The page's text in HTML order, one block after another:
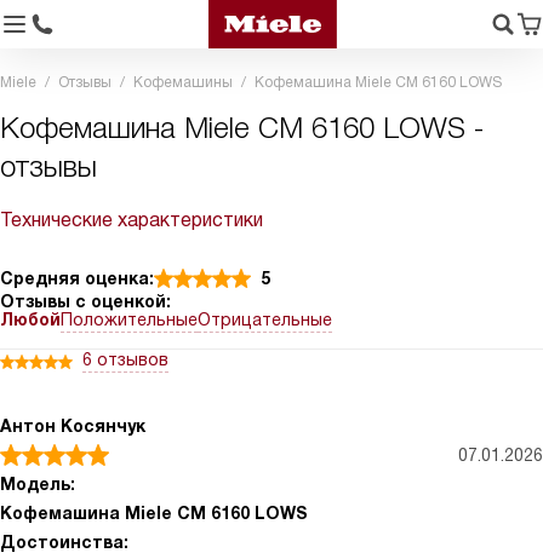
Miele Отзывы Кофемашины Кофемашина Miele CM 6160 LOWS
Кофемашина Miele CM 6160 LOWS -
отзывы
Технические характеристики
Средняя оценка:
5
Отзывы с оценкой:
ЛюбойПоложительныеОтрицательные
6 отзывов
Антон Косянчук
07.01.2026
Модель:
Кофемашина Miele CM 6160 LOWS
Достоинства: